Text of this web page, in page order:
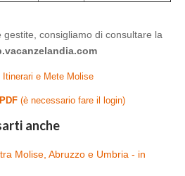
gestite, consigliamo di consultare la
Itinerari e Mete Molise
(è necessario fare il login)
anche
Molise, Abruzzo e Umbria - in